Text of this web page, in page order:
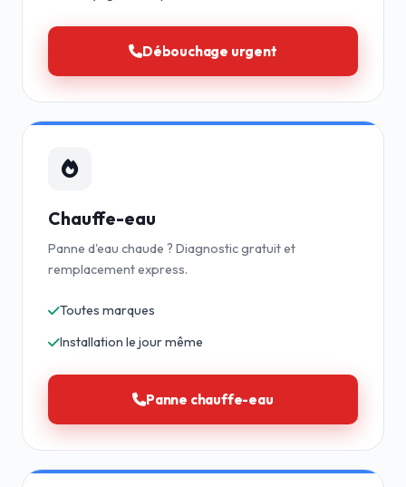
Débouchage urgent
Chauffe-eau
Panne d'eau chaude ? Diagnostic gratuit et
remplacement express.
Toutes marques
Installation le jour même
Panne chauffe-eau